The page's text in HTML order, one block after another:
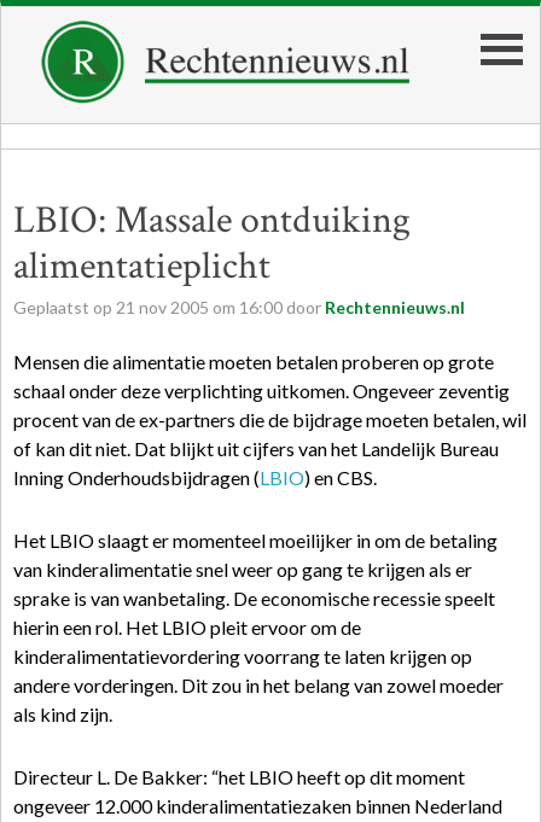
LBIO: Massale ontduiking
alimentatieplicht
Geplaatst op 21 nov 2005 om 16:00 door Rechtennieuws.nl
Mensen die alimentatie moeten betalen proberen op grote
schaal onder deze verplichting uitkomen. Ongeveer zeventig
procent van de ex-partners die de bijdrage moeten betalen, wil
of kan dit niet. Dat blijkt uit cijfers van het Landelijk Bureau
Inning Onderhoudsbijdragen (LBIO) en CBS.
Het LBIO slaagt er momenteel moeilijker in om de betaling
van kinderalimentatie snel weer op gang te krijgen als er
sprake is van wanbetaling. De economische recessie speelt
hierin een rol. Het LBIO pleit ervoor om de
kinderalimentatievordering voorrang te laten krijgen op
andere vorderingen. Dit zou in het belang van zowel moeder
als kind zijn.
Directeur L. De Bakker: “het LBIO heeft op dit moment
ongeveer 12.000 kinderalimentatiezaken binnen Nederland